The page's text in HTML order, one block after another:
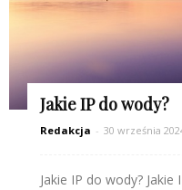
Jakie IP do wody?
Redakcja - 30 września
Jakie IP do wody?